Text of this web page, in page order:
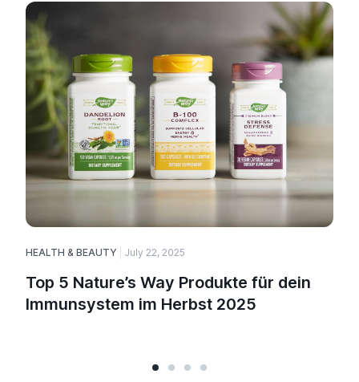
HEALTH & BEAUTY July 22, 2025
Top 5 Nature’s Way Produkte für dein
Immunsystem im Herbst 2025